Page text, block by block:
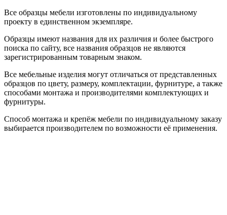
Все образцы мебели изготовлены по индивидуальному
проекту в единственном экземпляре.
Образцы имеют названия для их различия и более быстрого
поиска по сайту, все названия образцов не являются
зарегистрированным товарным знаком.
Все мебельные изделия могут отличаться от представленных
образцов по цвету, размеру, комплектации, фурнитуре, а также
способами монтажа и производителями комплектующих и
фурнитуры.
Способ монтажа и крепёж мебели по индивидуальному заказу
выбирается производителем по возможности её применения.